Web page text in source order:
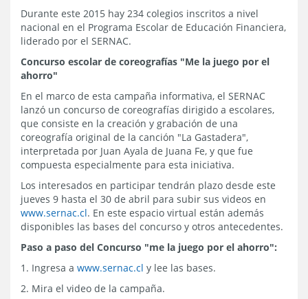
Durante este 2015 hay 234 colegios inscritos a nivel
nacional en el Programa Escolar de Educación Financiera,
liderado por el SERNAC.
Concurso escolar de coreografías "Me la juego por el
ahorro"
En el marco de esta campaña informativa, el SERNAC
lanzó un concurso de coreografías dirigido a escolares,
que consiste en la creación y grabación de una
coreografía original de la canción "La Gastadera",
interpretada por Juan Ayala de Juana Fe, y que fue
compuesta especialmente para esta iniciativa.
Los interesados en participar tendrán plazo desde este
jueves 9 hasta el 30 de abril para subir sus videos en
www.sernac.cl. En este espacio virtual están además
disponibles las bases del concurso y otros antecedentes.
Paso a paso del Concurso "me la juego por el ahorro":
1. Ingresa a www.sernac.cl y lee las bases.
2. Mira el video de la campaña.